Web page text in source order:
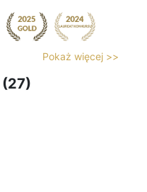
Pokaż więcej >>
(27)